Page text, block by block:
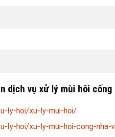
dịch vụ xử lý mùi hôi
ly-hoi/xu-ly-mui-hoi/
ly-hoi/xu-ly-mui-hoi-cong-nha-